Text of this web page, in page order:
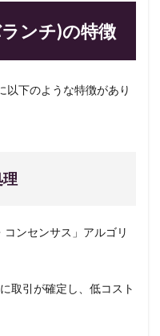
ンチ)の特徴
以下のような特徴があり
ンセンサス」アルゴリ
取引が確定し、低コスト